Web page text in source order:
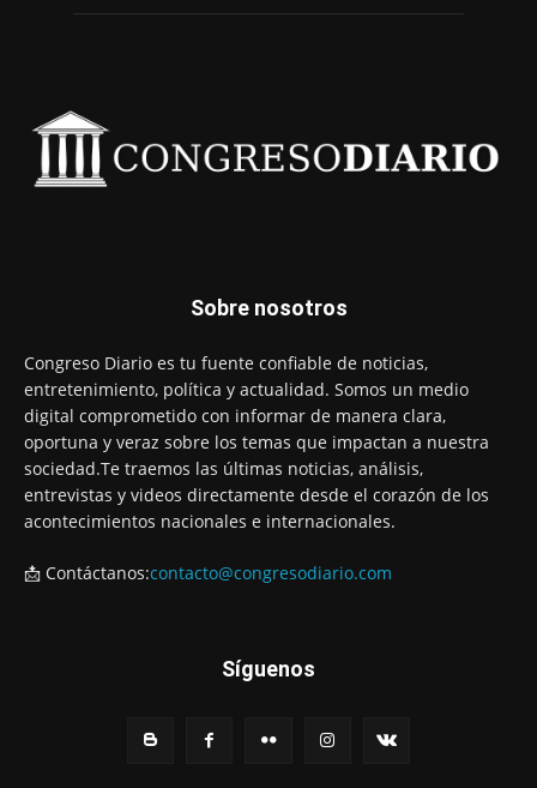
Sobre nosotros
Congreso Diario es tu fuente confiable de noticias,
entretenimiento, política y actualidad. Somos un medio
digital comprometido con informar de manera clara,
oportuna y veraz sobre los temas que impactan a nuestra
sociedad.Te traemos las últimas noticias, análisis,
entrevistas y videos directamente desde el corazón de los
acontecimientos nacionales e internacionales.
📩 Contáctanos:contacto@congresodiario.com
Síguenos